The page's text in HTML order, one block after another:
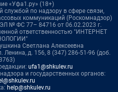
«Уфа1.ру» (18+)
службой по надзору в сфере связи,
коммуникаций (Роскомнадзор)
№ ФС 77– 84716 от 06.02.2023 г.
ответственностью "ИНТЕРНЕТ
Светлана Алексеевна
Ленина, д. 156, 8 (347) 286-51-96 (доб.
ufa1@shkulev.ru
и государственных органов:
help@shkulev.ru